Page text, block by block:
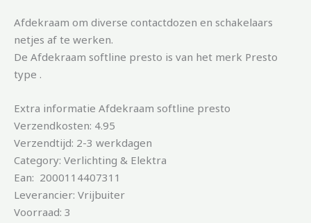
Afdekraam om diverse contactdozen en schakelaars
netjes af te werken.
De Afdekraam softline presto is van het merk Presto
type .
Extra informatie Afdekraam softline presto
Verzendkosten: 4.95
Verzendtijd: 2-3 werkdagen
Category: Verlichting & Elektra
Ean: 2000114407311
Leverancier: Vrijbuiter
Voorraad: 3